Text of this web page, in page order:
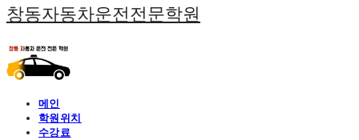
창동자동차운전전문학원
메인
학원위치
수강료